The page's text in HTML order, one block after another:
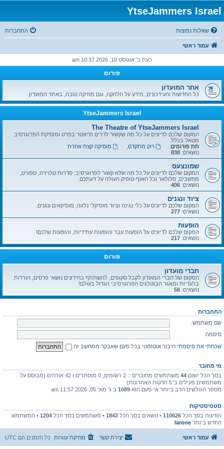
YtseJammers Israel
שאלות נפוצות התחברות
עמוד ראשי
כעת ב' אוגוסט 10, 2026 10:37 am
פורום
אתר המועדון
כל החדשות והעידכונים, מידע על הלהקה, וגם מוזיקה טובה, באתר המועדון.
YtseJammers Israel
The Theatre of YtseJammers Israel
המקום שלכם לדיונים על כל מה שקשור לדרים ת'יאטר בפרט ומוסיקת הפרוגרסיב
מטאל בכלל.
תת פורומים:
רוק מתקדם
מוסיקה קצת אחרת
נושאים: 838
שמונצעס
המקום שלכם לדיונים על כל מה שלא קשור לפרוגרסיב: סדרות טלויזיה, ספורט,
מחשבים, סלולאר וכל האוף-טופיק העולה על דעתכם.
נושאים: 406
ציוד ונגנים
המקום שלכם לדיונים על כלי נגינה וציוד מוסיקלי נלווה, מוסיקאים ונגנים.
נושאים: 277
הופעות
המקום שלכם לדיונים על הופעות עבר והופעות עתידיות, והופעות שלכם!
נושאים: 217
פורום
חברי מועדון
המקום של חברי המועדון לקבל סקופים, להשתתף בחידונים נושאי פרסים, הורדות
בלעדיות ומאגר הבוטלגים הפרוגרסיבי הגדול בעולם!
נושאים: 56
התחברות
שם משתמש:
סיסמה:
שכחתי את סיסמתי חיבור אוטומטי בכל פעם שאבקר ממחשב זה
מי מחובר
בסך הכל ישנם 44
משתמשים מחוברים :: 2 רשומים, 0 מוסתרים ו 42 אורחים (מבוסס על
משתמשים פעילים ב־5 הדקות האחרונות)
מספר הגולשים הרב ביותר אי-פעם הוא 1089 ב ג' מאי 05, 2026 11:57 am
סטטיסטיקות
הודעות בסך הכל 110626 • נושאים בסך הכל 1842 • משתמשים בסך הכל 1204 • המשתמש
החדש ביותר larone
עמוד ראשי כל הזמנים הם UTC מחיקת עוגיות יצירת קשר